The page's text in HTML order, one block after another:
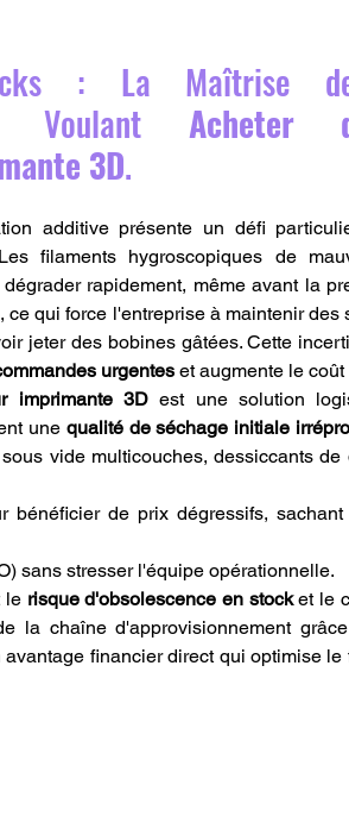
: La Maîtrise
Voulant Acheter
3D.
additive présente un défi
filaments hygroscopiques de
rapidement, même avant la
qui force l'entreprise à maintenir des
jeter des bobines gâtées. Cette
urgentes et augmente le
imprimante 3D est une solution
une qualité de séchage initiale
vide multicouches, dessiccants de
bénéficier de prix dégressifs,
sans stresser l'équipe opérationnelle.
le risque d'obsolescence en stock et le
la chaîne d'approvisionnement
avantage financier direct qui optimise